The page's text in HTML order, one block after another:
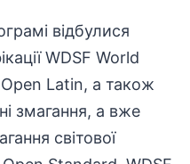
відбулися
WDSF World
Latin, а також
змагання, а вже
світової